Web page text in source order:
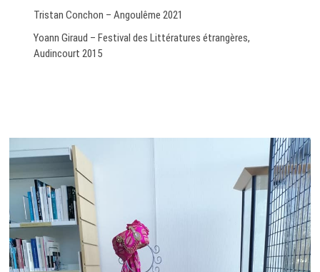
Tristan Conchon – Angoulême 2021
Yoann Giraud – Festival des Littératures étrangères,
Audincourt 2015